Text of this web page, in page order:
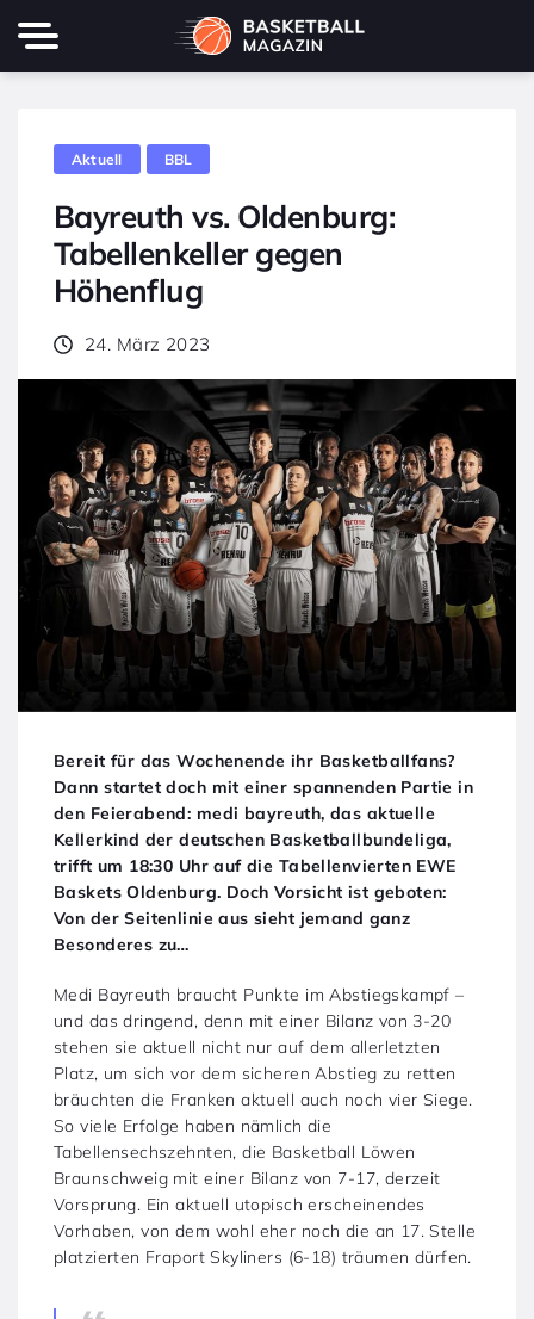
Aktuell BBL
Bayreuth vs. Oldenburg:
Tabellenkeller gegen
Höhenflug
24. März 2023
Bereit für das Wochenende ihr Basketballfans?
Dann startet doch mit einer spannenden Partie in
den Feierabend: medi bayreuth, das aktuelle
Kellerkind der deutschen Basketballbundeliga,
trifft um 18:30 Uhr auf die Tabellenvierten EWE
Baskets Oldenburg. Doch Vorsicht ist geboten:
Von der Seitenlinie aus sieht jemand ganz
Besonderes zu…
Medi Bayreuth braucht Punkte im Abstiegskampf –
und das dringend, denn mit einer Bilanz von 3-20
stehen sie aktuell nicht nur auf dem allerletzten
Platz, um sich vor dem sicheren Abstieg zu retten
bräuchten die Franken aktuell auch noch vier Siege.
So viele Erfolge haben nämlich die
Tabellensechszehnten, die Basketball Löwen
Braunschweig mit einer Bilanz von 7-17, derzeit
Vorsprung. Ein aktuell utopisch erscheinendes
Vorhaben, von dem wohl eher noch die an 17. Stelle
platzierten Fraport Skyliners (6-18) träumen dürfen.